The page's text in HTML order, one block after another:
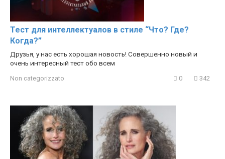
Тест для интеллектуалов в стиле “Что? Где?
Когда?”
Друзья, у нас есть хорошая новость! Совершенно новый и
очень интересный тест обо всем
Non categorizzato 0 342